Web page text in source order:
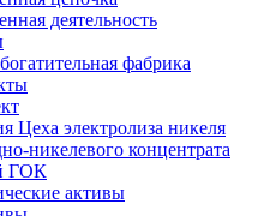
деятельность
фабрика
Цеха электролиза никеля
никелевого концентрата
ГОК
активы